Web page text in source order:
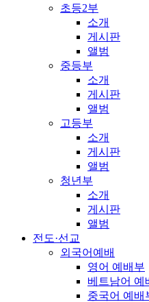
초등2부
소개
게시판
앨범
중등부
소개
게시판
앨범
고등부
소개
게시판
앨범
청년부
소개
게시판
앨범
전도·선교
외국어예배
영어 예배부
베트남어 예
중국어 예배